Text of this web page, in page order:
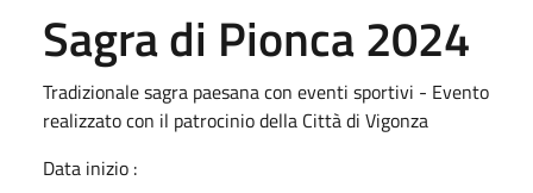
Sagra di Pionca 2024
Tradizionale sagra paesana con eventi sportivi - Evento
realizzato con il patrocinio della Città di Vigonza
Data inizio :